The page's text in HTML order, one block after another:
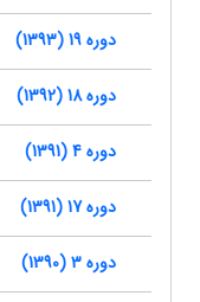
دوره 19 (1393)
دوره 18 (1392)
دوره 4 (1391)
دوره 17 (1391)
دوره 3 (1390)